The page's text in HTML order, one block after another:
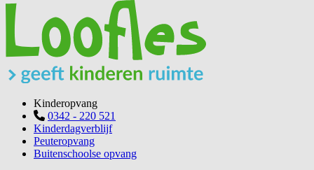
Kinderopvang
0342 - 220 521
Kinderdagverblijf
Peuteropvang
Buitenschoolse opvang